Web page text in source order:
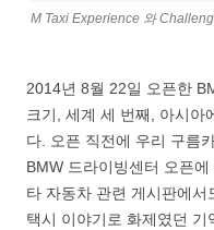
M Taxi Experience 와
2014년 8월 22일 오픈한
크기, 세계 세 번째, 아시아
다. 오픈 직전에 우리 구름
BMW 드라이빙센터 오픈
타 자동차 관련 게시판에서
택시 이야기로 화제였던